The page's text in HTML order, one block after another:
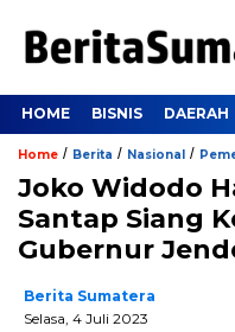
HOME BISNIS DAERAH
Home / Berita / Nasional /
Joko Widodo
Santap Siang
Gubernur
Berita Sumatera
Selasa, 4 Juli 2023